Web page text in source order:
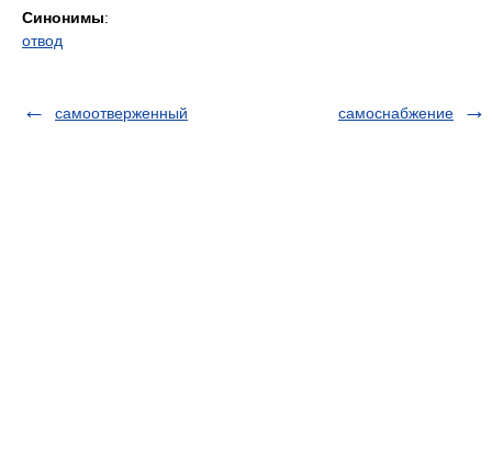
Синонимы:
отвод
самоотверженный самоснабжение